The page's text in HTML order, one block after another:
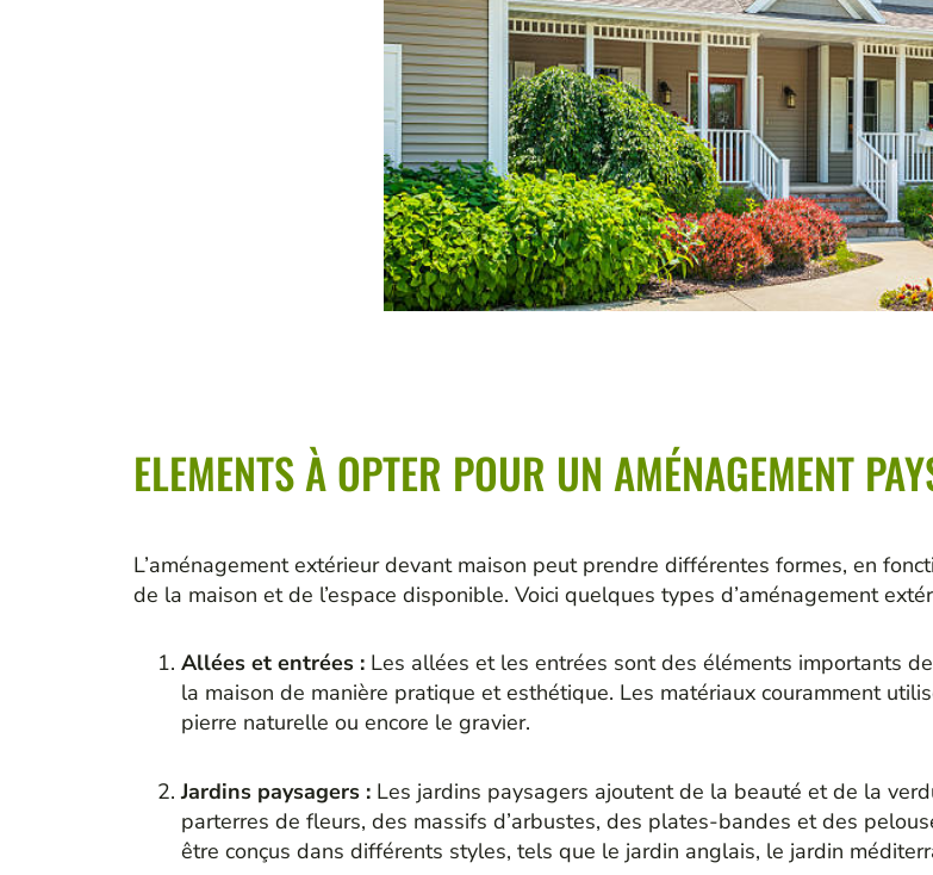
ELEMENTS À OPTER POUR UN AMÉNAGEMENT
L’aménagement extérieur devant maison peut prendre différentes formes, en
de la maison et de l’espace disponible. Voici quelques types d’aménagement
Allées et entrées : Les allées et les entrées sont des éléments importants
la maison de manière pratique et esthétique. Les matériaux couramment
pierre naturelle ou encore le gravier.
Jardins paysagers : Les jardins paysagers ajoutent de la beauté et de la
parterres de fleurs, des massifs d’arbustes, des plates-bandes et des
être conçus dans différents styles, tels que le jardin anglais, le jardin